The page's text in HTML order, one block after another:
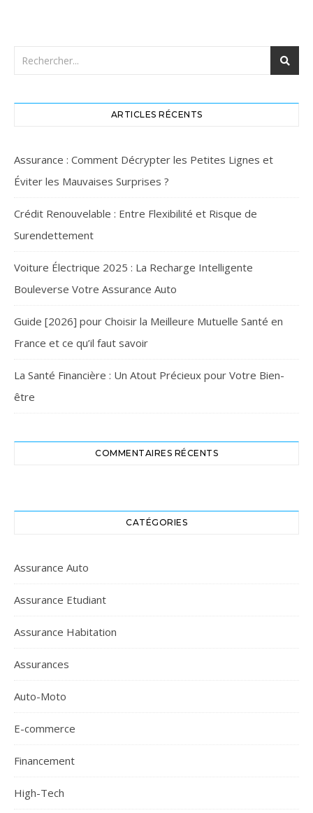
ARTICLES RÉCENTS
Assurance : Comment Décrypter les Petites Lignes et
Éviter les Mauvaises Surprises ?
Crédit Renouvelable : Entre Flexibilité et Risque de
Surendettement
Voiture Électrique 2025 : La Recharge Intelligente
Bouleverse Votre Assurance Auto
Guide [2026] pour Choisir la Meilleure Mutuelle Santé en
France et ce qu’il faut savoir
La Santé Financière : Un Atout Précieux pour Votre Bien-
être
COMMENTAIRES RÉCENTS
CATÉGORIES
Assurance Auto
Assurance Etudiant
Assurance Habitation
Assurances
Auto-Moto
E-commerce
Financement
High-Tech